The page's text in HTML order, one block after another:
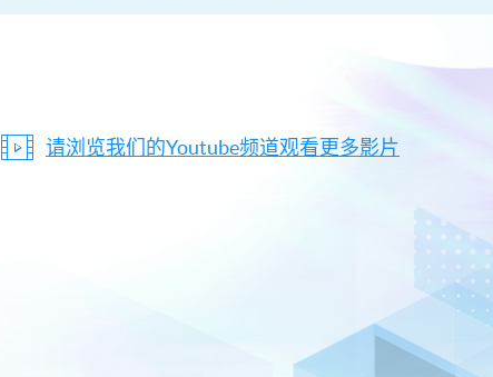
请浏览我们的Youtube频道观看更多影片